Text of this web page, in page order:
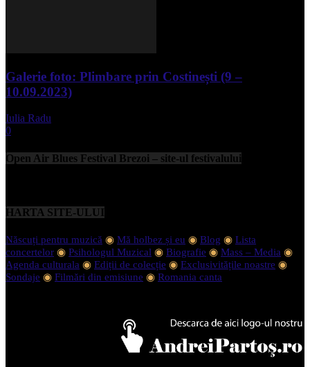
Galerie foto: Plimbare prin Costinești (9 –
10.09.2023)
Iulia Radu
0
Open Air Blues Festival Brezoi – site-ul festivalului
HARTA SITE-ULUI
Născuți pentru muzică ◉ Mă holbez și eu ◉ Blog ◉ Lista
concertelor ◉ Psihologul Muzical ◉ Biografie ◉ Mass – Media ◉
Agenda culturala ◉ Ediții de colecție ◉ Exclusivitățile noastre ◉
Sondaje ◉ Filmări din emisiune ◉ Romania canta